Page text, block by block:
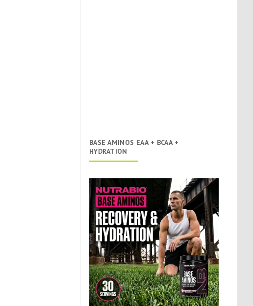
BASE AMINOS EAA + BCAA +
HYDRATION